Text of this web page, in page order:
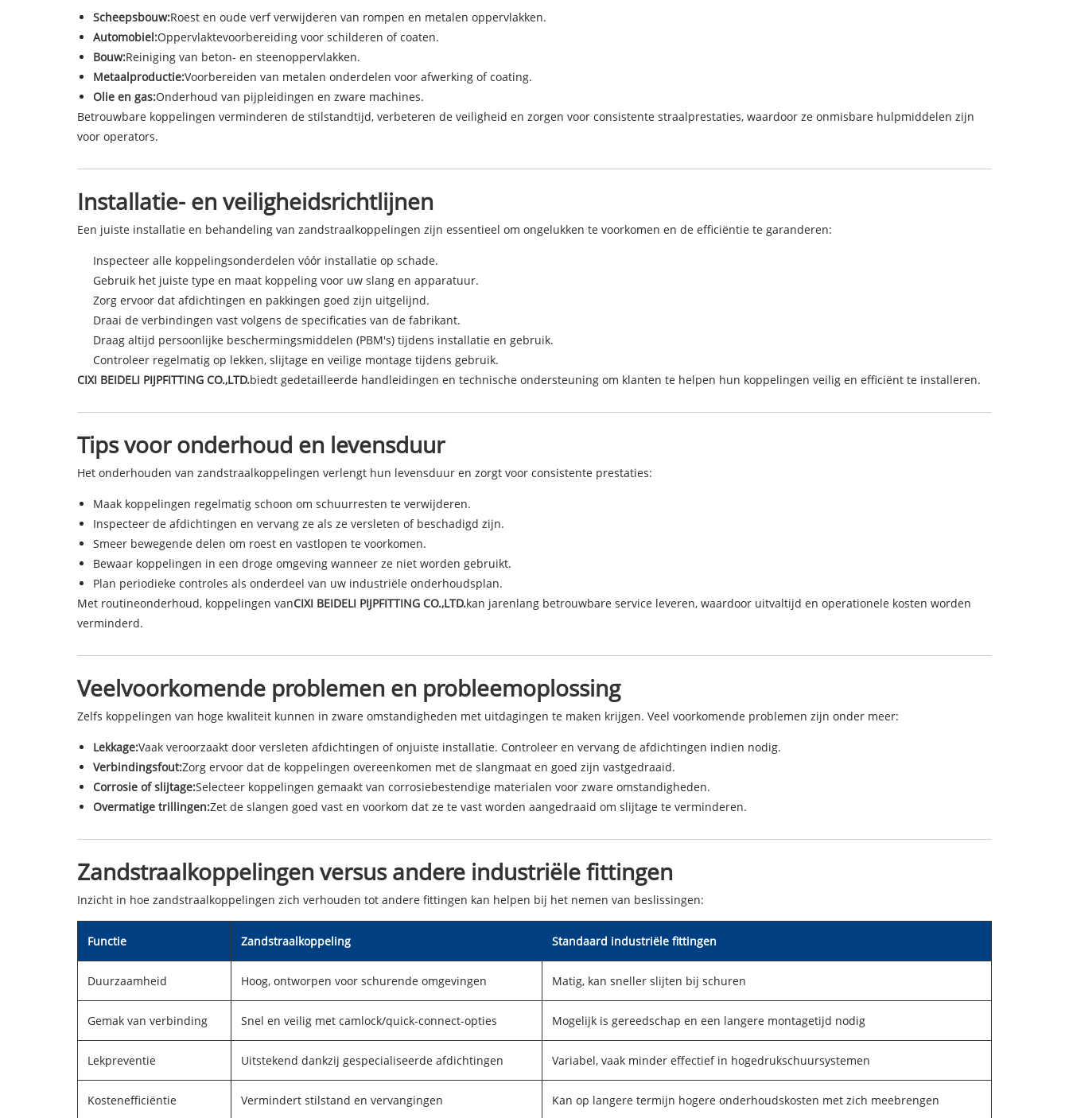
Scheepsbouw:Roest en oude verf verwijderen van rompen en metalen oppervlakken.
Automobiel:Oppervlaktevoorbereiding voor schilderen of coaten.
Bouw:Reiniging van beton- en steenoppervlakken.
Metaalproductie:Voorbereiden van metalen onderdelen voor afwerking of coating.
Olie en gas:Onderhoud van pijpleidingen en zware machines.
Betrouwbare koppelingen verminderen de stilstandtijd, verbeteren de veiligheid en zorgen voor consistente straalprestaties, waardoor ze onmisbare hulpmiddelen zijn
voor operators.
Installatie- en veiligheidsrichtlijnen
Een juiste installatie en behandeling van zandstraalkoppelingen zijn essentieel om ongelukken te voorkomen en de efficiëntie te garanderen:
Inspecteer alle koppelingsonderdelen vóór installatie op schade.
Gebruik het juiste type en maat koppeling voor uw slang en apparatuur.
Zorg ervoor dat afdichtingen en pakkingen goed zijn uitgelijnd.
Draai de verbindingen vast volgens de specificaties van de fabrikant.
Draag altijd persoonlijke beschermingsmiddelen (PBM's) tijdens installatie en gebruik.
Controleer regelmatig op lekken, slijtage en veilige montage tijdens gebruik.
CIXI BEIDELI PIJPFITTING CO.,LTD.biedt gedetailleerde handleidingen en technische ondersteuning om klanten te helpen hun koppelingen veilig en efficiënt te installeren.
Tips voor onderhoud en levensduur
Het onderhouden van zandstraalkoppelingen verlengt hun levensduur en zorgt voor consistente prestaties:
Maak koppelingen regelmatig schoon om schuurresten te verwijderen.
Inspecteer de afdichtingen en vervang ze als ze versleten of beschadigd zijn.
Smeer bewegende delen om roest en vastlopen te voorkomen.
Bewaar koppelingen in een droge omgeving wanneer ze niet worden gebruikt.
Plan periodieke controles als onderdeel van uw industriële onderhoudsplan.
Met routineonderhoud, koppelingen vanCIXI BEIDELI PIJPFITTING CO.,LTD.kan jarenlang betrouwbare service leveren, waardoor uitvaltijd en operationele kosten worden
verminderd.
Veelvoorkomende problemen en probleemoplossing
Zelfs koppelingen van hoge kwaliteit kunnen in zware omstandigheden met uitdagingen te maken krijgen. Veel voorkomende problemen zijn onder meer:
Lekkage:Vaak veroorzaakt door versleten afdichtingen of onjuiste installatie. Controleer en vervang de afdichtingen indien nodig.
Verbindingsfout:Zorg ervoor dat de koppelingen overeenkomen met de slangmaat en goed zijn vastgedraaid.
Corrosie of slijtage:Selecteer koppelingen gemaakt van corrosiebestendige materialen voor zware omstandigheden.
Overmatige trillingen:Zet de slangen goed vast en voorkom dat ze te vast worden aangedraaid om slijtage te verminderen.
Zandstraalkoppelingen versus andere industriële fittingen
Inzicht in hoe zandstraalkoppelingen zich verhouden tot andere fittingen kan helpen bij het nemen van beslissingen:
Functie Zandstraalkoppeling Standaard industriële fittingen
Duurzaamheid Hoog, ontworpen voor schurende omgevingen Matig, kan sneller slijten bij schuren
Gemak van verbinding Snel en veilig met camlock/quick-connect-opties Mogelijk is gereedschap en een langere montagetijd nodig
Lekpreventie Uitstekend dankzij gespecialiseerde afdichtingen Variabel, vaak minder effectief in hogedrukschuursystemen
Kostenefficiëntie Vermindert stilstand en vervangingen Kan op langere termijn hogere onderhoudskosten met zich meebrengen